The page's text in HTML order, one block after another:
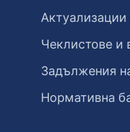
Актуализации
Чеклистове и
Задължения
Нормативна